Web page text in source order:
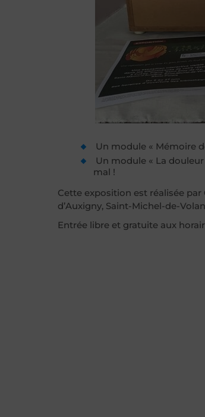
Un module « Mémoire
Un module « La
mal !
Cette exposition est réalisée
d’Auxigny, Saint-Michel-de-
Entrée libre et gratuite aux